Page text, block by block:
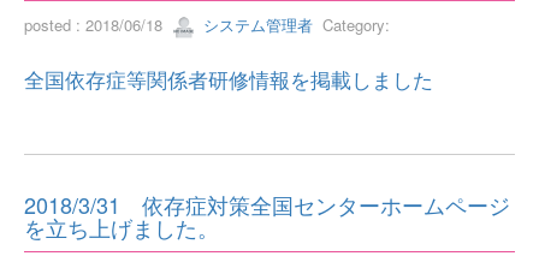
posted : 2018/06/18 システム管理者 Category:
全国依存症等関係者研修情報を掲載しました
2018/3/31 依存症対策全国センターホームページ
を立ち上げました。